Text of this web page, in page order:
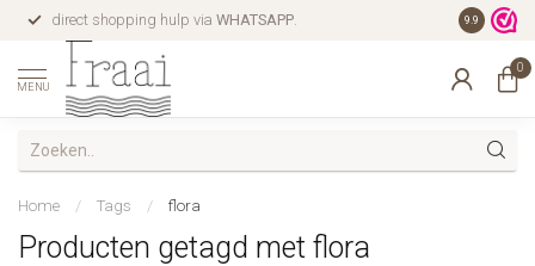
direct shopping hulp via WHATSAPP. gratis
9.9
MENU
0
Home / Tags / flora
Producten getagd met flora